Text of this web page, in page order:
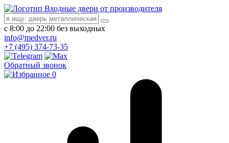
Входные двери от производителя
с 8:00 до 22:00 без выходных
info@medver.ru
+7 (495) 374-73-35
Обратный звонок
0